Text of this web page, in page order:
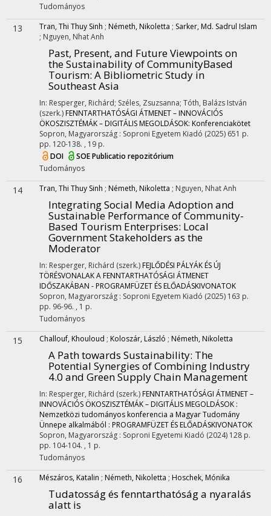
Tudományos
13 Tran, Thi Thuy Sinh ; Németh, Nikoletta ; Sarker, Md. Sadrul Islam
; Nguyen, Nhat Anh
Past, Present, and Future Viewpoints on
the Sustainability of CommunityBased
Tourism: A Bibliometric Study in
Southeast Asia
In: Resperger, Richárd; Széles, Zsuzsanna; Tóth, Balázs István
(szerk.) FENNTARTHATÓSÁGI ÁTMENET – INNOVÁCIÓS
ÖKOSZISZTÉMÁK – DIGITÁLIS MEGOLDÁSOK: Konferenciakötet
Sopron, Magyarország : Soproni Egyetem Kiadó (2025) 651 p.
pp. 120-138. , 19 p.
DOI
SOE Publicatio repozitórium
Tudományos
14 Tran, Thi Thuy Sinh ; Németh, Nikoletta ; Nguyen, Nhat Anh
Integrating Social Media Adoption and
Sustainable Performance of Community-
Based Tourism Enterprises: Local
Government Stakeholders as the
Moderator
In: Resperger, Richárd (szerk.) FEJLŐDÉSI PÁLYÁK ÉS ÚJ
TÖRÉSVONALAK A FENNTARTHATÓSÁGI ÁTMENET
IDŐSZAKÁBAN - PROGRAMFÜZET ÉS ELŐADÁSKIVONATOK
Sopron, Magyarország : Soproni Egyetem Kiadó (2025) 163 p.
pp. 96-96. , 1 p.
Tudományos
15 Challouf, Khouloud ; Koloszár, László ; Németh, Nikoletta
A Path towards Sustainability: The
Potential Synergies of Combining Industry
4.0 and Green Supply Chain Management
In: Resperger, Richárd (szerk.) FENNTARTHATÓSÁGI ÁTMENET –
INNOVÁCIÓS ÖKOSZISZTÉMÁK – DIGITÁLIS MEGOLDÁSOK :
Nemzetközi tudományos konferencia a Magyar Tudomány
Ünnepe alkalmából : PROGRAMFÜZET ÉS ELŐADÁSKIVONATOK
Sopron, Magyarország : Soproni Egyetemi Kiadó (2024) 128 p.
pp. 104-104. , 1 p.
Tudományos
16 Mészáros, Katalin ; Németh, Nikoletta ; Hoschek, Mónika
Tudatosság és fenntarthatóság a nyaralás
alatt is